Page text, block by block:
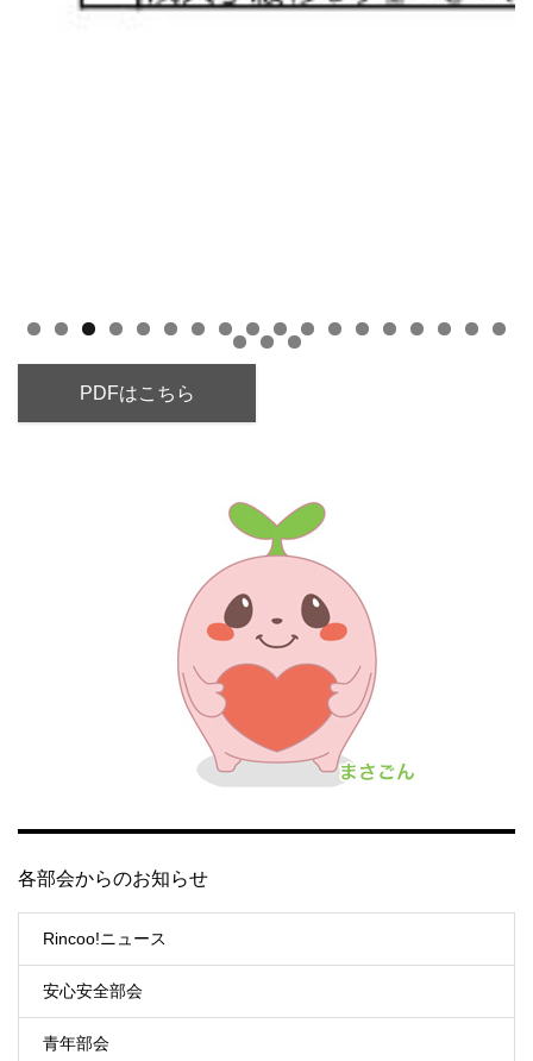
PDFはこちら
各部会からのお知らせ
Rincoo!ニュース
安心安全部会
青年部会